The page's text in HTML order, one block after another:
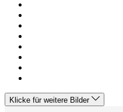
Klicke für weitere Bilder